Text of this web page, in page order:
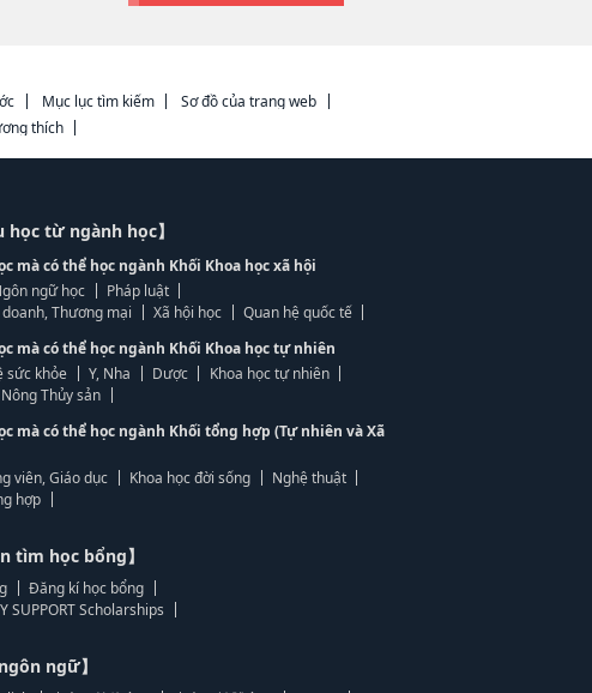
Mục lục tìm kiếm
Sơ đồ của trang web
thích
học từ ngành học】
mà có thể học ngành Khối Khoa học xã hội
ngữ học
Pháp luật
doanh, Thương mại
Xã hội học
Quan hệ quốc tế
mà có thể học ngành Khối Khoa học tự nhiên
sức khỏe
Y, Nha Dược
Khoa học tự nhiên
Nông Thủy sản
mà có thể học ngành Khối tổng hợp (Tự nhiên và Xã
viên, Giáo dục
Khoa học đời sống
Nghệ thuật
hợp
tìm học bổng】
Đăng kí học bổng
SUPPORT Scholarships
ngữ】